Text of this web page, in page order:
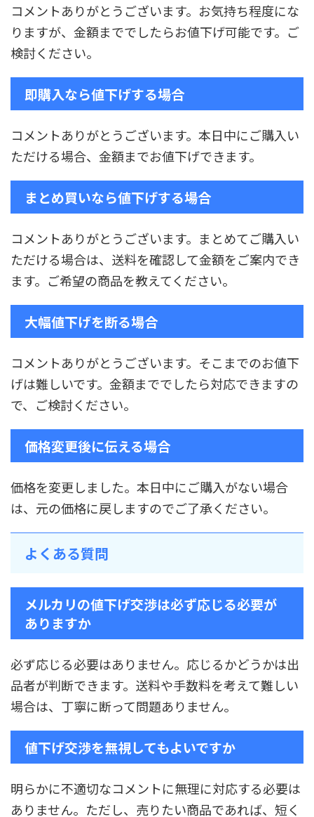
コメントありがとうございます。お気持ち程度にな
りますが、金額まででしたらお値下げ可能です。ご
検討ください。
即購入なら値下げする場合
コメントありがとうございます。本日中にご購入い
ただける場合、金額までお値下げできます。
まとめ買いなら値下げする場合
コメントありがとうございます。まとめてご購入い
ただける場合は、送料を確認して金額をご案内でき
ます。ご希望の商品を教えてください。
大幅値下げを断る場合
コメントありがとうございます。そこまでのお値下
げは難しいです。金額まででしたら対応できますの
で、ご検討ください。
価格変更後に伝える場合
価格を変更しました。本日中にご購入がない場合
は、元の価格に戻しますのでご了承ください。
よくある質問
メルカリの値下げ交渉は必ず応じる必要が
ありますか
必ず応じる必要はありません。応じるかどうかは出
品者が判断できます。送料や手数料を考えて難しい
場合は、丁寧に断って問題ありません。
値下げ交渉を無視してもよいですか
明らかに不適切なコメントに無理に対応する必要は
ありません。ただし、売りたい商品であれば、短く